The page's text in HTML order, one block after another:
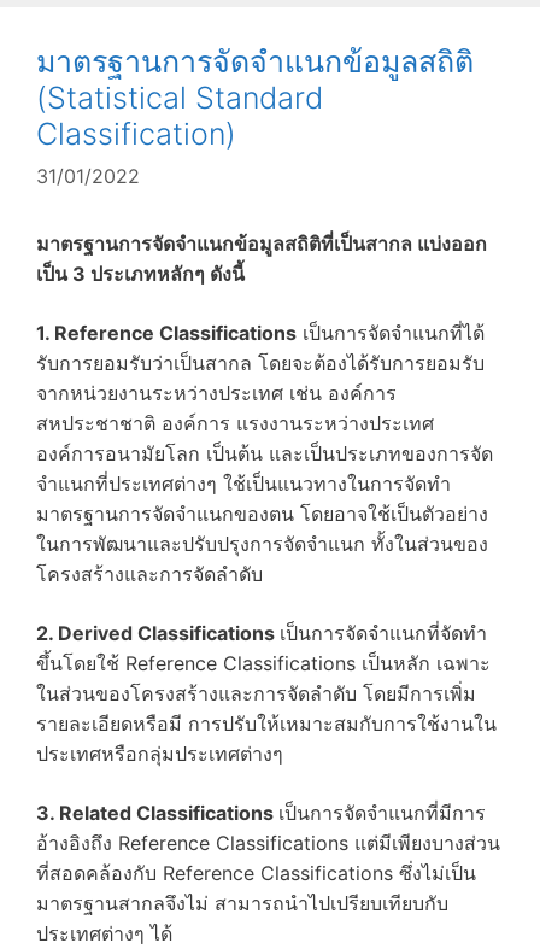
มาตรฐานการจัดจำแนกข้อมูลสถิติ
(Statistical Standard
Classification)
31/01/2022
มาตรฐานการจัดจำแนกข้อมูลสถิติที่เป็นสากล แบ่งออก
เป็น 3 ประเภทหลักๆ ดังนี้
1. Reference Classifications เป็นการจัดจำแนกที่ได้
รับการยอมรับว่าเป็นสากล โดยจะต้องได้รับการยอมรับ
จากหน่วยงานระหว่างประเทศ เช่น องค์การ
สหประชาชาติ องค์การ แรงงานระหว่างประเทศ
องค์การอนามัยโลก เป็นต้น และเป็นประเภทของการจัด
จำแนกที่ประเทศต่างๆ ใช้เป็นแนวทางในการจัดทำ
มาตรฐานการจัดจำแนกของตน โดยอาจใช้เป็นตัวอย่าง
ในการพัฒนาและปรับปรุงการจัดจำแนก ทั้งในส่วนของ
โครงสร้างและการจัดลำดับ
2. Derived Classifications เป็นการจัดจำแนกที่จัดทำ
ขึ้นโดยใช้ Reference Classifications เป็นหลัก เฉพาะ
ในส่วนของโครงสร้างและการจัดลำดับ โดยมีการเพิ่ม
รายละเอียดหรือมี การปรับให้เหมาะสมกับการใช้งานใน
ประเทศหรือกลุ่มประเทศต่างๆ
3. Related Classifications เป็นการจัดจำแนกที่มีการ
อ้างอิงถึง Reference Classifications แต่มีเพียงบางส่วน
ที่สอดคล้องกับ Reference Classifications ซึ่งไม่เป็น
มาตรฐานสากลจึงไม่ สามารถนำไปเปรียบเทียบกับ
ประเทศต่างๆ ได้